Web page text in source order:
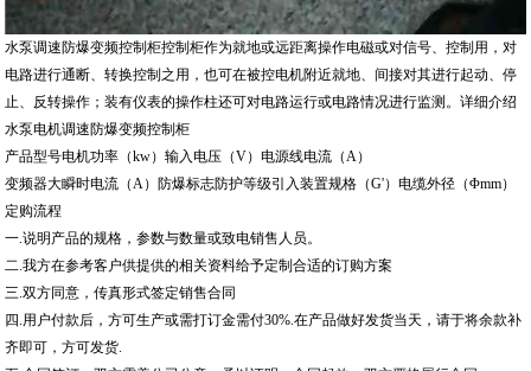
水泵调速防爆变频控制柜控制柜作为就地或远距离操作电磁或对信号、控制用，对
电路进行通断、转换控制之用，也可在被控电机附近就地、间接对其进行起动、停
止、反转操作；装有仪表的操作柱还可对电路运行或电路情况进行监测。详细介绍
水泵电机调速防爆变频控制柜
产品型号电机功率（kw）输入电压（V）电源线电流（A）
变频器大瞬时电流（A）防爆标志防护等级引入装置规格（G'）电缆外径（Φmm）
定购流程
一.说明产品的规格，参数与数量或致电销售人员。
二.我方在参考客户供提供的相关资料给予定制合适的订购方案
三.双方同意，传真形式签定销售合同
四.用户付款后，方可生产或需打订金需付30%.在产品做好发货当天，请于将余款补
齐即可，方可发货.